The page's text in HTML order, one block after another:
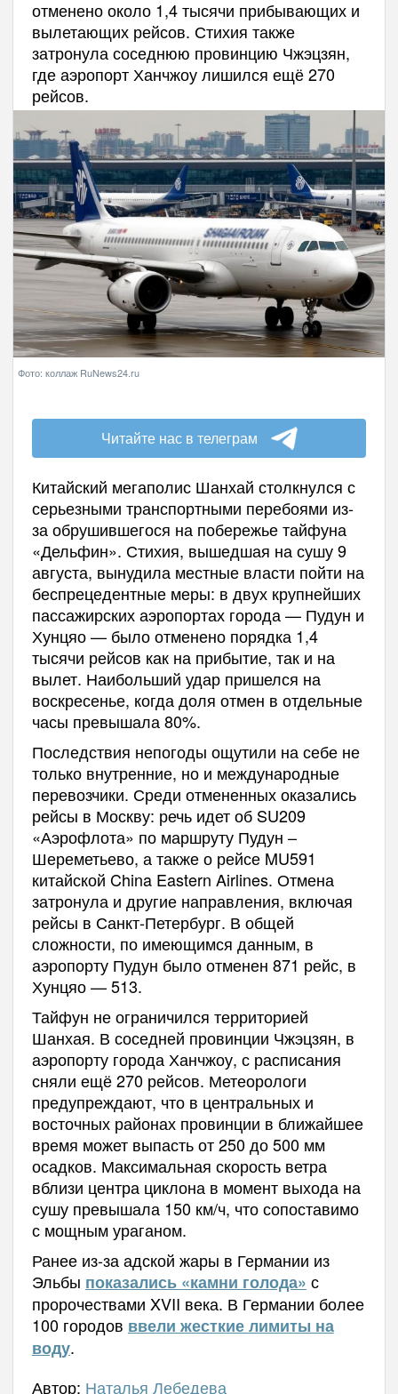
отменено около 1,4 тысячи прибывающих и
вылетающих рейсов. Стихия также
затронула соседнюю провинцию Чжэцзян,
где аэропорт Ханчжоу лишился ещё 270
рейсов.
Фото: коллаж RuNews24.ru
Читайте нас в телеграм
Китайский мегаполис Шанхай столкнулся с
серьезными транспортными перебоями из-
за обрушившегося на побережье тайфуна
«Дельфин». Стихия, вышедшая на сушу 9
августа, вынудила местные власти пойти на
беспрецедентные меры: в двух крупнейших
пассажирских аэропортах города — Пудун и
Хунцяо — было отменено порядка 1,4
тысячи рейсов как на прибытие, так и на
вылет. Наибольший удар пришелся на
воскресенье, когда доля отмен в отдельные
часы превышала 80%.
Последствия непогоды ощутили на себе не
только внутренние, но и международные
перевозчики. Среди отмененных оказались
рейсы в Москву: речь идет об SU209
«Аэрофлота» по маршруту Пудун –
Шереметьево, а также о рейсе MU591
китайской China Eastern Airlines. Отмена
затронула и другие направления, включая
рейсы в Санкт-Петербург. В общей
сложности, по имеющимся данным, в
аэропорту Пудун было отменен 871 рейс, в
Хунцяо — 513.
Тайфун не ограничился территорией
Шанхая. В соседней провинции Чжэцзян, в
аэропорту города Ханчжоу, с расписания
сняли ещё 270 рейсов. Метеорологи
предупреждают, что в центральных и
восточных районах провинции в ближайшее
время может выпасть от 250 до 500 мм
осадков. Максимальная скорость ветра
вблизи центра циклона в момент выхода на
сушу превышала 150 км/ч, что сопоставимо
с мощным ураганом.
Ранее из-за адской жары в Германии из
Эльбы показались «камни голода» с
пророчествами XVII века. В Германии более
100 городов ввели жесткие лимиты на
воду.
Автор: Наталья Лебедева